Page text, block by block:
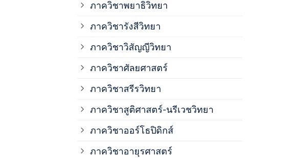
ภาควิชาพยาธิวิทยา
ภาควิชารังสีวิทยา
ภาควิชาวิสัญญีวิทยา
ภาควิชาศัลยศาสตร์
ภาควิชาสรีรวิทยา
ภาควิชาสูติศาสตร์-นรีเวชวิทยา
ภาควิชาออร์โธปิดิกส์
ภาควิชาอายุรศาสตร์